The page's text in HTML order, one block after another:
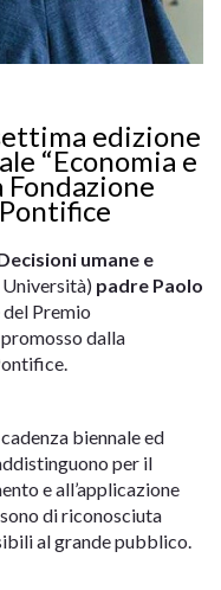
edizione
“Economia e
Fondazione
umane e
padre Paolo
Premio
dalla
biennale ed
per il
e all’applicazione
di riconosciuta
al grande pubblico.